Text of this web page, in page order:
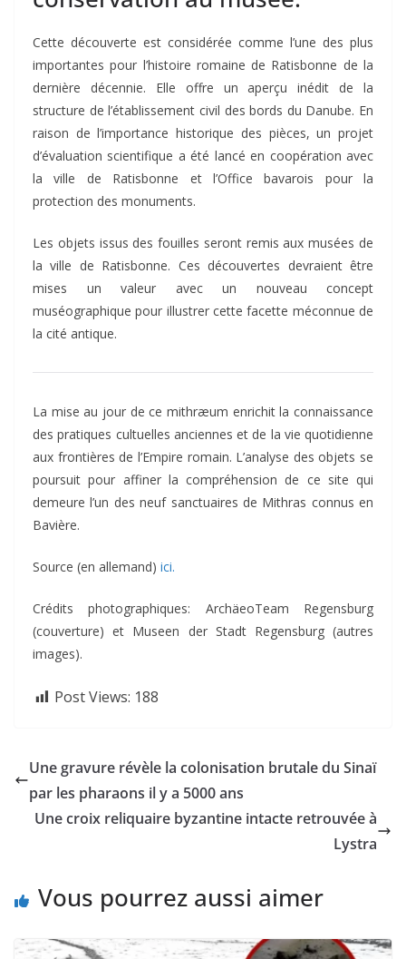
Cette découverte est considérée comme l’une des plus
importantes pour l’histoire romaine de Ratisbonne de la
dernière décennie. Elle offre un aperçu inédit de la
structure de l’établissement civil des bords du Danube. En
raison de l’importance historique des pièces, un projet
d’évaluation scientifique a été lancé en coopération avec
la ville de Ratisbonne et l’Office bavarois pour la
protection des monuments.
Les objets issus des fouilles seront remis aux musées de
la ville de Ratisbonne. Ces découvertes devraient être
mises un valeur avec un nouveau concept
muséographique pour illustrer cette facette méconnue de
la cité antique.
La mise au jour de ce mithræum enrichit la connaissance
des pratiques cultuelles anciennes et de la vie quotidienne
aux frontières de l’Empire romain. L’analyse des objets se
poursuit pour affiner la compréhension de ce site qui
demeure l’un des neuf sanctuaires de Mithras connus en
Bavière.
Source (en allemand) ici.
Crédits photographiques: ArchäeoTeam Regensburg
(couverture) et Museen der Stadt Regensburg (autres
images).
Post Views: 188
Une gravure révèle la colonisation brutale du Sinaï
par les pharaons il y a 5000 ans
Une croix reliquaire byzantine intacte retrouvée à
Lystra
Vous pourrez aussi aimer